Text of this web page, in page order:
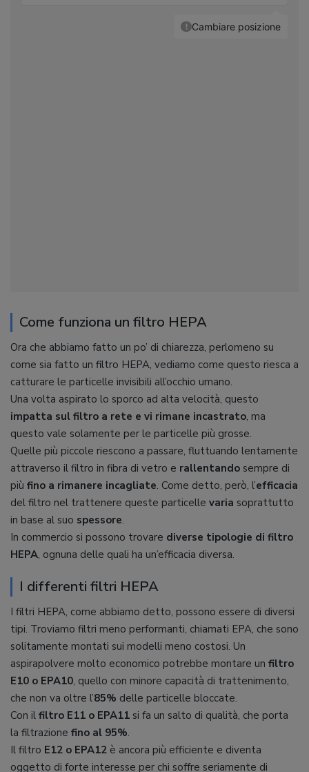
Come funziona un filtro HEPA
Ora che abbiamo fatto un po’ di chiarezza, perlomeno su
come sia fatto un filtro HEPA, vediamo come questo riesca a
catturare le particelle invisibili all’occhio umano.
Una volta aspirato lo sporco ad alta velocità, questo
impatta sul filtro a rete e vi rimane incastrato, ma
questo vale solamente per le particelle più grosse.
Quelle più piccole riescono a passare, fluttuando lentamente
attraverso il filtro in fibra di vetro e rallentando sempre di
più fino a rimanere incagliate. Come detto, però, l’efficacia
del filtro nel trattenere queste particelle varia soprattutto
in base al suo spessore.
In commercio si possono trovare diverse tipologie di filtro
HEPA, ognuna delle quali ha un’efficacia diversa.
I differenti filtri HEPA
I filtri HEPA, come abbiamo detto, possono essere di diversi
tipi. Troviamo filtri meno performanti, chiamati EPA, che sono
solitamente montati sui modelli meno costosi. Un
aspirapolvere molto economico potrebbe montare un filtro
E10 o EPA10, quello con minore capacità di trattenimento,
che non va oltre l’85% delle particelle bloccate.
Con il filtro E11 o EPA11 si fa un salto di qualità, che porta
la filtrazione fino al 95%.
Il filtro E12 o EPA12 è ancora più efficiente e diventa
oggetto di forte interesse per chi soffre seriamente di